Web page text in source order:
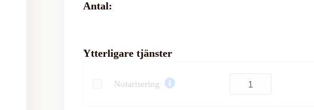
Antal:
Ytterligare tjänster
Notarisering